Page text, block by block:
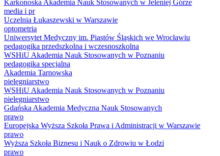
Karkonoska Akademia Nauk Stosowanych w Jeleniej Górze
media i pr
Uczelnia Łukaszewski w Warszawie
optometria
Uniwersytet Medyczny im. Piastów Śląskich we Wrocławiu
pedagogika przedszkolna i wczesnoszkolna
WSHiU Akademia Nauk Stosowanych w Poznaniu
pedagogika specjalna
Akademia Tarnowska
pielęgniarstwo
WSHiU Akademia Nauk Stosowanych w Poznaniu
pielęgniarstwo
Gdańska Akademia Medyczna Nauk Stosowanych
prawo
Europejska Wyższa Szkoła Prawa i Administracji w Warszawie
prawo
Wyższa Szkoła Biznesu i Nauk o Zdrowiu w Łodzi
prawo